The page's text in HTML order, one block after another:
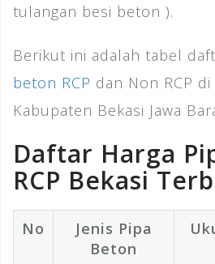
tulangan besi beton ).
Berikut ini adalah tabel
beton RCP dan Non RCP
Kabupaten Bekasi Jawa
Daftar Harga
RCP Bekasi
No
Jenis Pipa
Beton